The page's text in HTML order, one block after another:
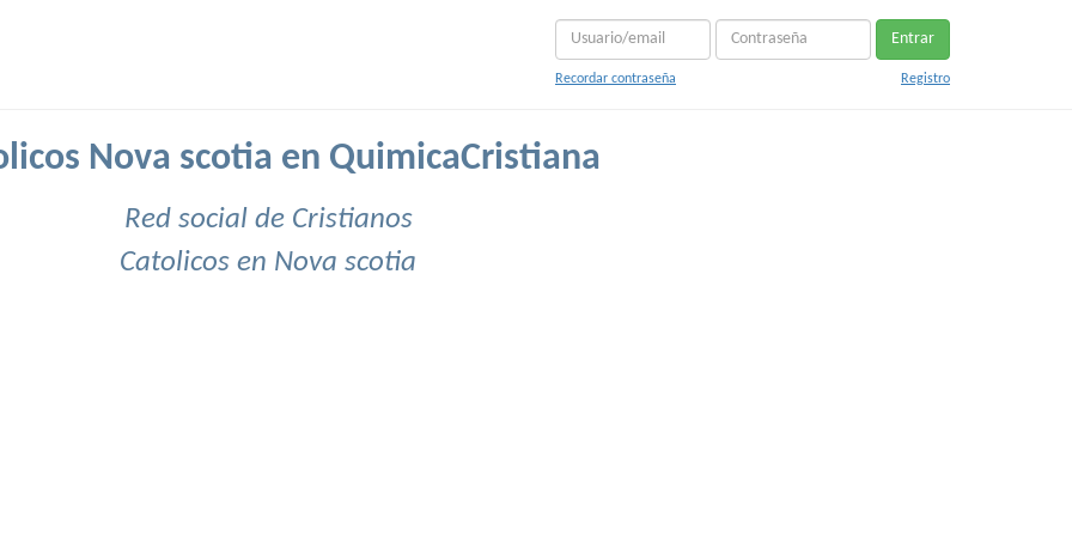
Entrar
Recordar contraseña Registro
Nova scotia en QuimicaCristiana
Red social de Cristianos
Catolicos en Nova scotia